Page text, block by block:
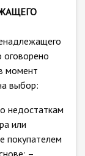
оговорено
момент
выбор:
недостаткам
или
покупателем